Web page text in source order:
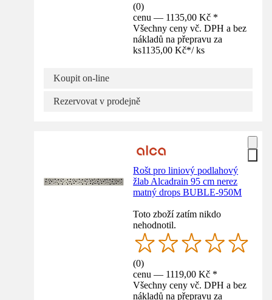
(0)
cenu — 1135,00 Kč *
Všechny ceny vč. DPH a bez
nákladů na přepravu za
ks1135,00 Kč*/ ks
Koupit on-line
Rezervovat v prodejně
Rošt pro liniový podlahový
žlab Alcadrain 95 cm nerez
matný drops BUBLE-950M
Toto zboží zatím nikdo
nehodnotil.
(0)
cenu — 1119,00 Kč *
Všechny ceny vč. DPH a bez
nákladů na přepravu za